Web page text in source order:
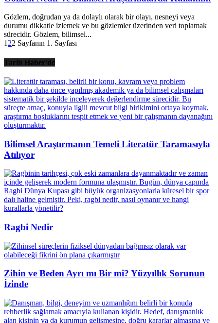
Gözlem, doğrudan ya da dolaylı olarak bir olayı, nesneyi veya
durumu dikkatle izlemek ve bu gözlemler üzerinden veri toplamak
sürecidir. Gözlem, bilimsel...
1 22 Sayfanın 1. Sayfası
Tarih Haber'de
Bilimsel Araştırmanın Temeli Literatür Taramasıyla
Atılıyor
Ragbi Nedir
Zihin ve Beden Ayrı mı Bir mi? Yüzyıllık Sorunun
İzinde